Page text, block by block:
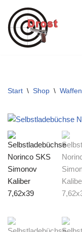
Zum
Inhalt
Start \ Shop \ Waffen